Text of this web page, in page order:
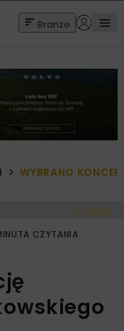
Branże
WYBRANO
< Cofnij
CZYTANIA